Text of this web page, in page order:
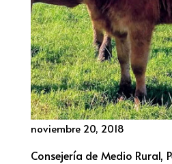
noviembre 20, 2018
Consejería de Medio Rural,